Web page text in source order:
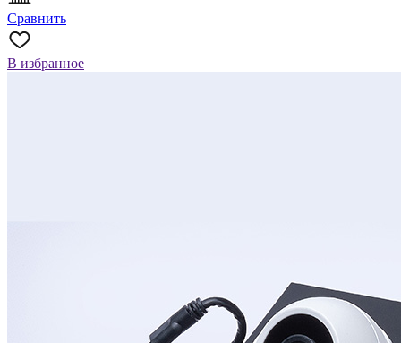
Сравнить
В избранное